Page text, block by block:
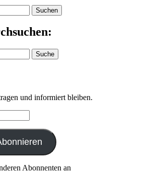
Suche
und informiert bleiben.
Abonnenten an